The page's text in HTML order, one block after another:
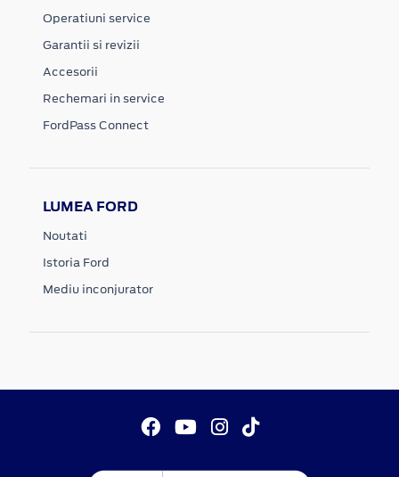
Operatiuni service
Garantii si revizii
Accesorii
Rechemari in service
FordPass Connect
LUMEA FORD
Noutati
Istoria Ford
Mediu inconjurator